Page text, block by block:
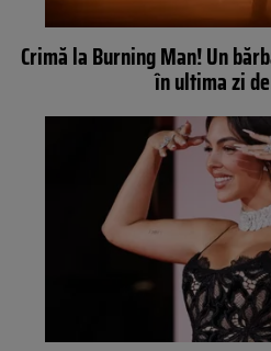
Crimă la Burning Man! Un
în ultima zi